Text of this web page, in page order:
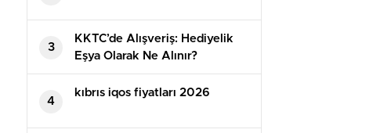
3
KKTC’de Alışveriş: Hediyelik
Eşya Olarak Ne Alınır?
4
⁠kıbrıs iqos fiyatları 2026